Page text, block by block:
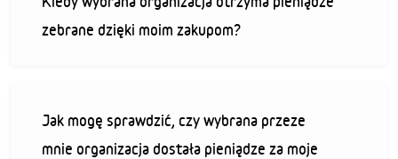
zebrane dzięki moim zakupom?
Jak mogę sprawdzić, czy wybrana przeze
mnie organizacja dostała pieniądze za moje